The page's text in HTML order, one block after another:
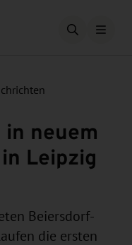
Suche
neuem
Leipzig
Beiersdorf-
die ersten